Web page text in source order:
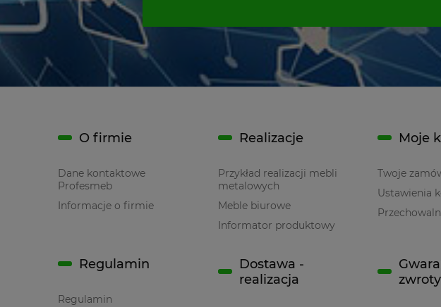
O firmie
Dane kontaktowe
Profesmeb
Informacje o firmie
Realizacje
Przykład realizacji mebli
metalowych
Meble biurowe
Informator produktowy
Moje
Twoje
Ustawienia
Regulamin
Regulamin
Dostawa -
realizacja
zwroty